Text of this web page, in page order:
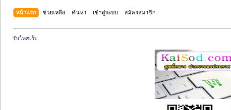
หน้าแรก ช่วยเหลือ ค้นหา เข้าสู่ระบบ สมัครสมาชิก
รับโพสเว็บ